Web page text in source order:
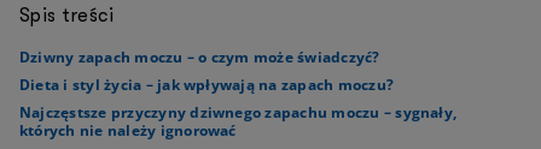
Spis treści
Dziwny zapach moczu – o czym może świadczyć?
Dieta i styl życia – jak wpływają na zapach moczu?
Najczęstsze przyczyny dziwnego zapachu moczu – sygnały,
których nie należy ignorować